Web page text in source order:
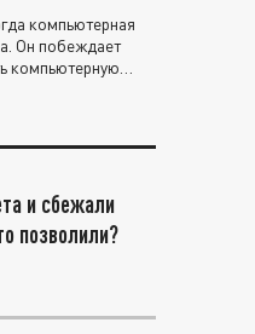
компьютерная
Он побеждает
компьютерную
и сбежали
позволили?